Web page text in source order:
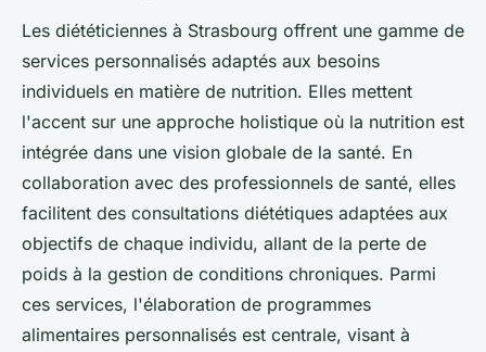
Les diététiciennes à Strasbourg offrent une gamme de
services personnalisés adaptés aux besoins
individuels en matière de nutrition. Elles mettent
l'accent sur une approche holistique où la nutrition est
intégrée dans une vision globale de la santé. En
collaboration avec des professionnels de santé, elles
facilitent des consultations diététiques adaptées aux
objectifs de chaque individu, allant de la perte de
poids à la gestion de conditions chroniques. Parmi
ces services, l'élaboration de programmes
alimentaires personnalisés est centrale, visant à